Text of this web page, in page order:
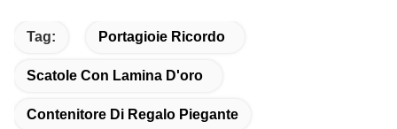
Tag: Portagioie Ricordo
Scatole Con Lamina D'oro
Contenitore Di Regalo Piegante